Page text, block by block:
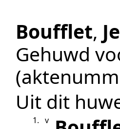
Boufflet,
Gehuwd
Uit dit
1. v